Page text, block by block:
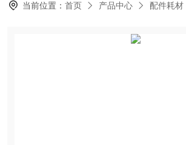
当前位置：首页 产品中心 配件耗材